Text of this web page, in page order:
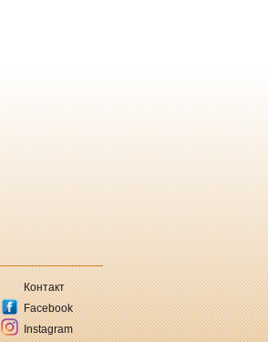
Контакт
Facebook
Instagram